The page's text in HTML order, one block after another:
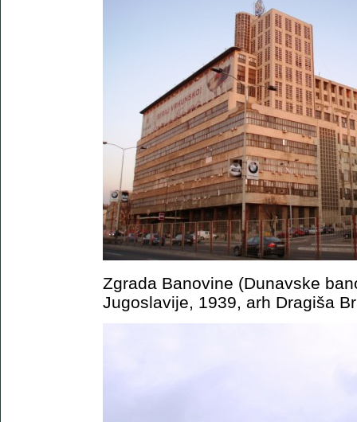
Zgrada Banovine (Dunavske
Jugoslavije, 1939, arh Dragiša